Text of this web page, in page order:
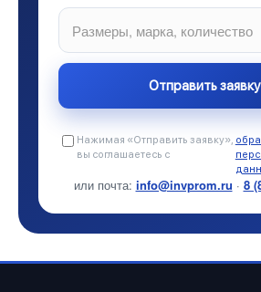
Нажимая «Отправить заявку»,
вы соглашаетесь с
или почта: info@invprom.ru · 8